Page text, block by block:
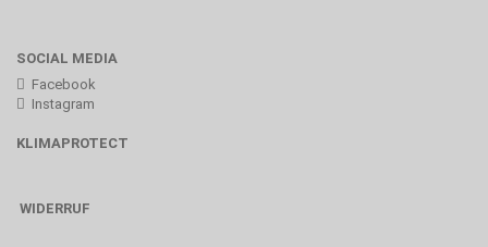
SOCIAL MEDIA
Facebook
Instagram
KLIMAPROTECT
WIDERRUF